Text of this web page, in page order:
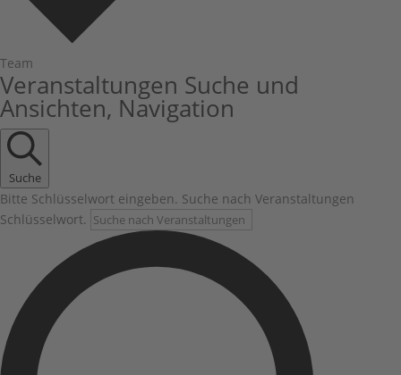
Team
Veranstaltungen
Veranstaltungen Suche und
Ansichten, Navigation
Suche
Bitte Schlüsselwort eingeben. Suche nach Veranstaltungen
Schlüsselwort.